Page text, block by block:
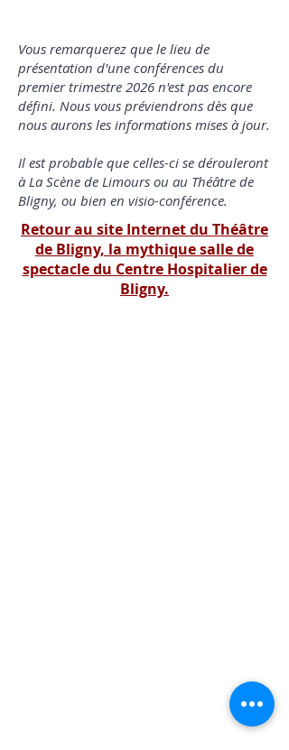
Vous remarquerez que le lieu de
présentation d'une conférences du
premier trimestre 2026 n'est pas encore
défini. Nous vous préviendrons dès que
nous aurons les informations mises à jour.
Il est probable que celles-ci se dérouleront
à La Scène de Limours ou au Théâtre de
Bligny, ou bien en visio-conférence.
Retour au site Internet du Théâtre
de Bligny, la mythique salle de
spectacle du Centre Hospitalier de
Bligny.